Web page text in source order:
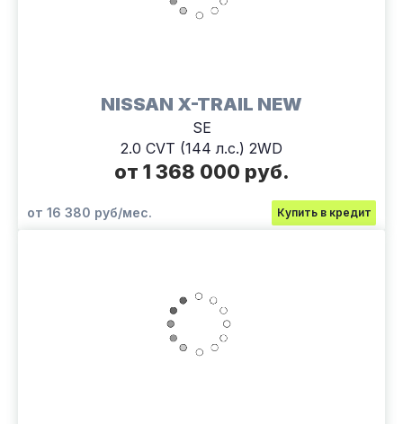
NISSAN X-TRAIL NEW
SE
2.0 CVT (144 л.с.) 2WD
от 1 368 000 руб.
от 16 380 руб/мес. Купить в кредит